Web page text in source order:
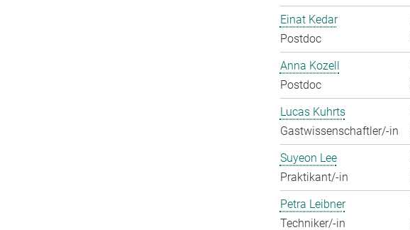
Einat Kedar
Postdoc
Anna Kozell
Postdoc
Lucas Kuhrts
Gastwissenschaftler/-in
Suyeon Lee
Praktikant/-in
Petra Leibner
Techniker/-in